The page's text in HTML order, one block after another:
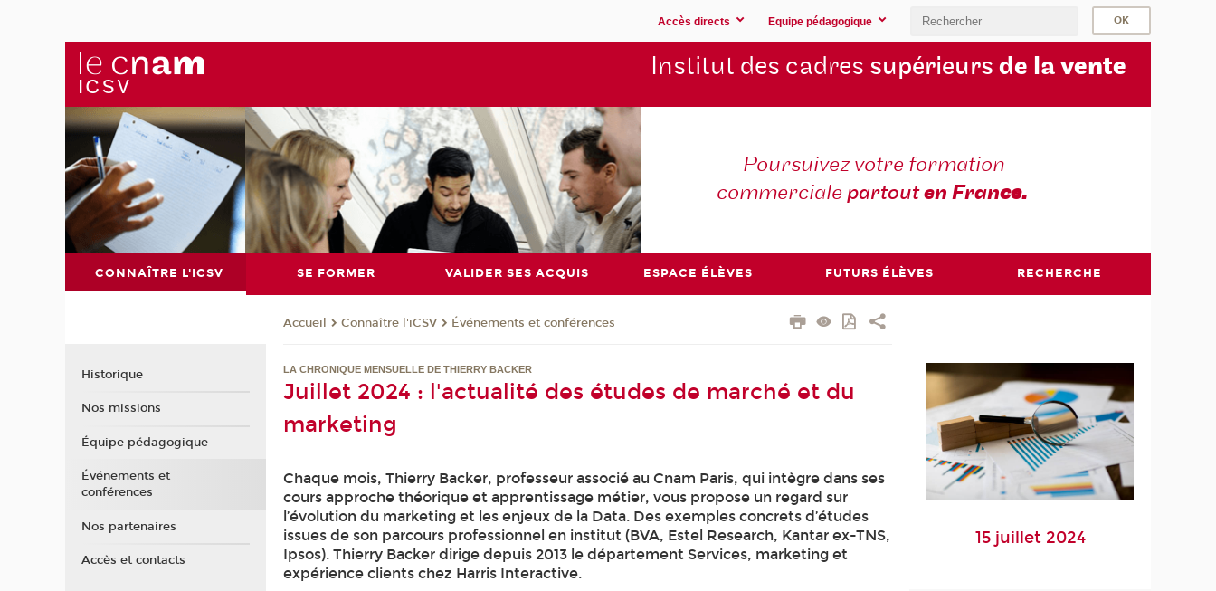
Accès directs Equipe pédagogique
Institut des cadres supérieurs de lavente
Poursuivez votre formation
commercialepartouten France.
CONNAÎTRE L'ICSV SE FORMER VALIDER SES ACQUIS ESPACE ÉLÈVES FUTURS ÉLÈVES RECHERCHE
Accueil Connaître l'iCSV Événements et conférences
LA CHRONIQUE MENSUELLE DE THIERRY BACKER
Juillet 2024 : l'actualité des études de marché et du
marketing
Chaque mois, Thierry Backer, professeur associé au Cnam Paris, qui intègre dans ses
cours approche théorique et apprentissage métier, vous propose un regard sur
l’évolution du marketing et les enjeux de la Data. Des exemples concrets d’études
issues de son parcours professionnel en institut (BVA, Estel Research, Kantar ex-TNS,
Ipsos). Thierry Backer dirige depuis 2013 le département Services, marketing et
expérience clients chez Harris Interactive.
15 juillet 2024
Historique
Nos missions
Équipe pédagogique
Événements et
conférences
Nos partenaires
Accès et contacts